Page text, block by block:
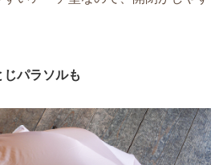
パラソルも